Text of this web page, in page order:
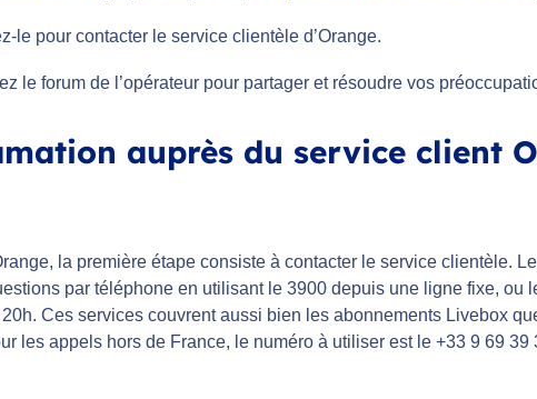
le pour contacter le service clientèle d’Orange.
le forum de l’opérateur pour partager et résoudre vos
auprès du service client
la première étape consiste à contacter le service clientèle.
par téléphone en utilisant le 3900 depuis une ligne fixe, ou
Ces services couvrent aussi bien les abonnements Livebox
les appels hors de France, le numéro à utiliser est le +33 9 69 39